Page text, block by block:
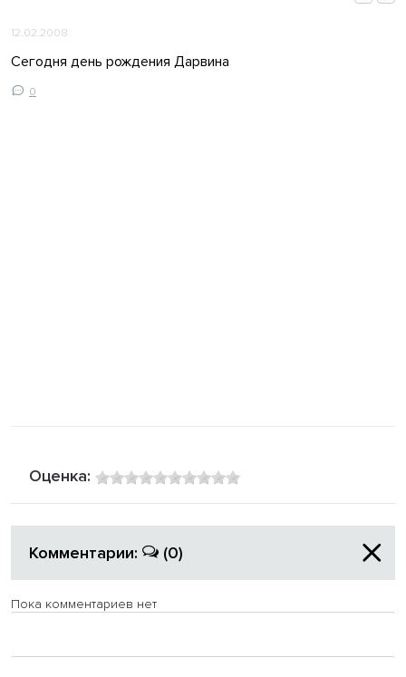
12.02.2008
Сегодня день рождения Дарвина
0
Оценка:
Комментарии: (0)
Пока комментариев нет